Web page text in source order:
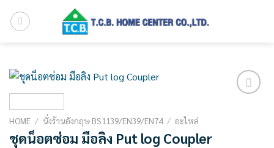
HOME / นั่งร้านอังกฤษ BS1139/EN39/EN74 / อะไหล่
ชุดน็อตซ่อม มือลิง Put log Coupler